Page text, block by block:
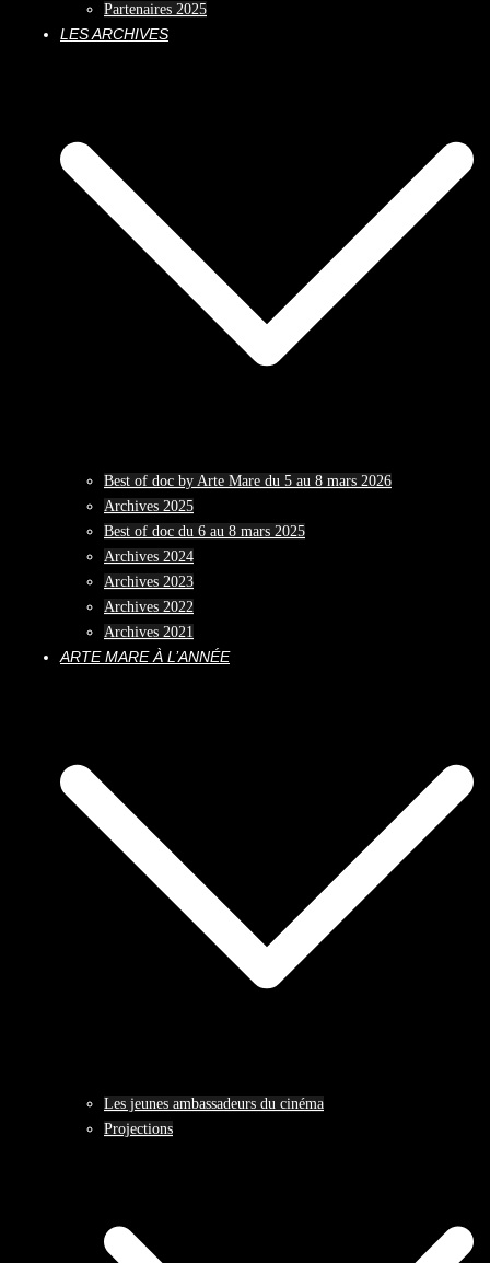
Partenaires 2025
LES ARCHIVES
Best of doc by Arte Mare du 5 au 8 mars 2026
Archives 2025
Best of doc du 6 au 8 mars 2025
Archives 2024
Archives 2023
Archives 2022
Archives 2021
ARTE MARE À L’ANNÉE
Les jeunes ambassadeurs du cinéma
Projections